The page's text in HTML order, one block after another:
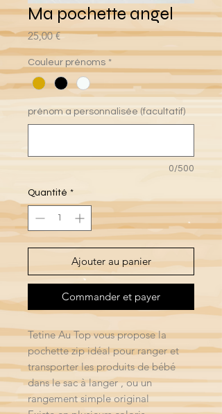
Ma pochette angel
25,00 €Prix
Couleur prénoms *
prénom a personnalisée (facultatif)
0/500
Quantité *
Ajouter au panier
Commander et payer
Tetine Au Top vous propose la
pochette zip idéal pour ranger et
transporter les produits de bébé
dans le sac à langer , ou un
rangement simple original